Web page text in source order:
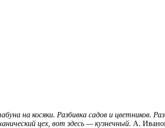
на косяки. Разбивка садов и цветников.
цех, вот здесь — кузнечный. А.